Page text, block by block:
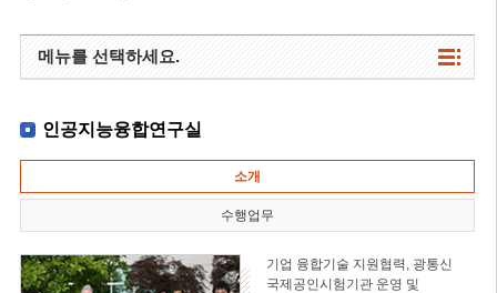
메뉴를 선택하세요.
인공지능융합연구실
소개
수행업무
기업 융합기술 지원협력, 광통신
국제공인시험기관 운영 및